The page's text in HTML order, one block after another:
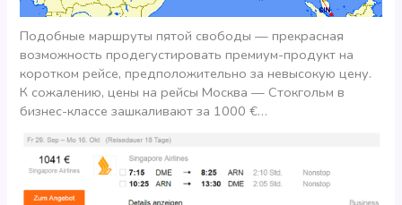
Подобные маршруты пятой свободы — прекрасная
возможность продегустировать премиум-продукт на
коротком рейсе, предположительно за невысокую цену.
К сожалению, цены на рейсы Москва — Стокгольм в
бизнес-классе зашкаливают за 1000 €…